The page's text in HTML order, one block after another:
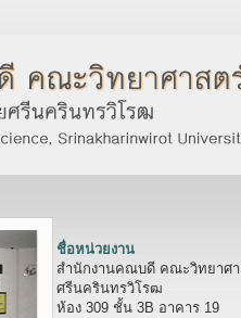
ชื่อหน่วยงาน
สำนักงานคณบดี คณะวิทยาศ
ศรีนครินทรวิโรฒ
ห้อง 309 ชั้น 3B อาคาร 19